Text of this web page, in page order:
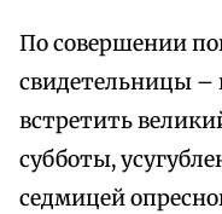
По совершении
свидетельницы –
встретить
субботы,
седмицей